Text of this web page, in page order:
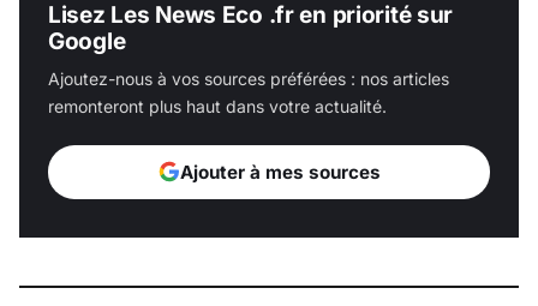
Lisez Les News Eco .fr en priorité sur
Google
Ajoutez-nous à vos sources préférées : nos articles
remonteront plus haut dans votre actualité.
Ajouter à mes sources